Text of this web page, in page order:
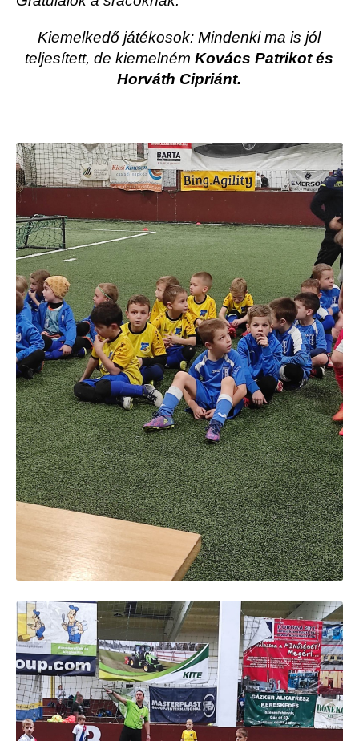
Kiemelkedő játékosok: Mindenki ma is jól
teljesített, de kiemelném Kovács Patrikot és
Horváth Cipriánt.